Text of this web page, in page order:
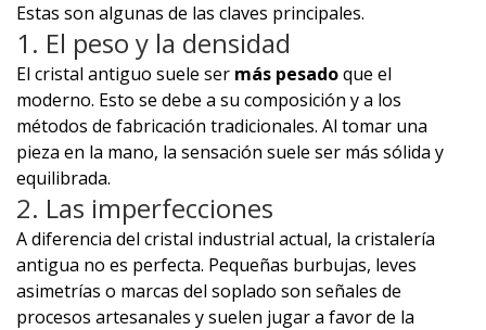
Estas son algunas de las claves principales.
1. El peso y la densidad
El cristal antiguo suele ser más pesadoque el
moderno. Esto se debe a su composición y a los
métodos de fabricación tradicionales. Al tomar una
pieza en la mano, la sensación suele ser más sólida y
equilibrada.
2. Las imperfecciones
A diferencia del cristal industrial actual, la cristalería
antigua no es perfecta. Pequeñas burbujas, leves
asimetrías o marcas del soplado son señales de
procesos artesanales y suelen jugar a favor de la